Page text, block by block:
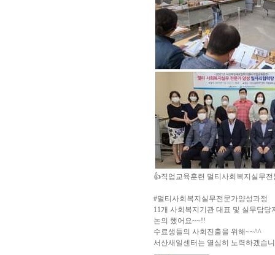
👍직업교육훈련 멀티사회복지실무
#멀티사회복지실무전문가양성과정
11개 사회복지기관 대표 및 실무담
논의 했어요~~!!
수료생들의 사회진출을 위해~~^^
서산새일센터는 열심히 노력하겠습